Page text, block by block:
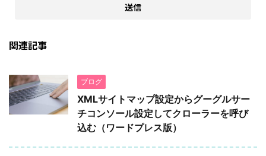
関連記事
ブログ
XMLサイトマップ設定からグーグルサー
チコンソール設定してクローラーを呼び
込む（ワードプレス版）